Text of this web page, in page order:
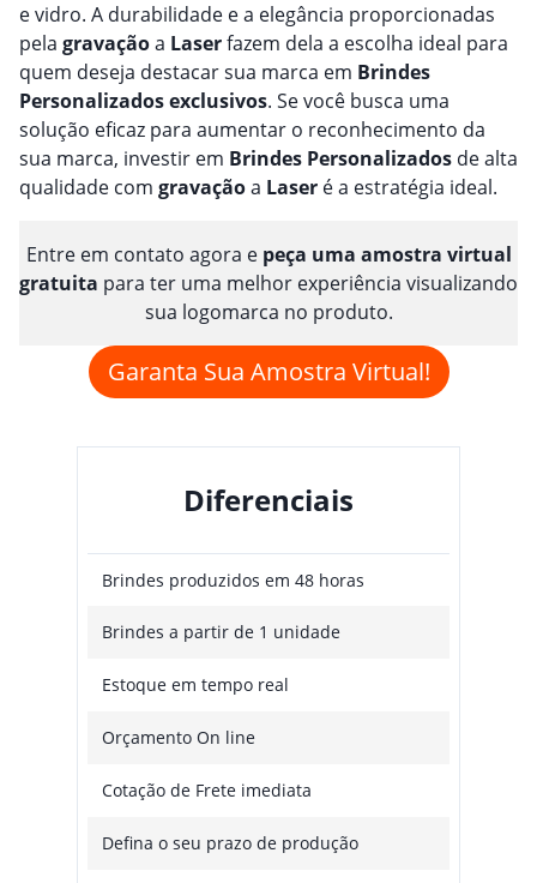
e vidro. A durabilidade e a elegância proporcionadas
pela gravaçãoa Laserfazem dela a escolha ideal para
quem deseja destacar sua marca em Brindes
Personalizadosexclusivos. Se você busca uma
solução eficaz para aumentar o reconhecimento da
sua marca, investir em Brindes Personalizados de alta
qualidade com gravaçãoa Laser é a estratégia ideal.
Entre em contato agora e peça uma amostra virtual
gratuita para ter uma melhor experiência visualizando
sua logomarca no produto.
Garanta Sua Amostra Virtual!
Diferenciais
Brindes produzidos em 48 horas
Brindes a partir de 1 unidade
Estoque em tempo real
Orçamento On line
Cotação de Frete imediata
Defina o seu prazo de produção